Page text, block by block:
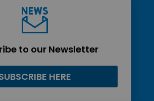
to our Newsletter
HERE